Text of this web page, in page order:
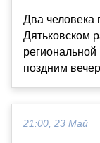
Два человека
Дятьковском
поздним
21:00, 23 Май